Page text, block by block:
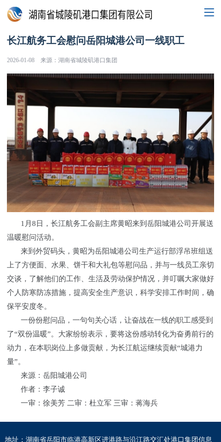
长江航务工会慰问岳阳城港公司一线职工
2026-01-08 来源：湖南省城陵矶港口集团
1月8日，长江航务工会副主席黄昭来到岳阳城港公司开展送
温暖慰问活动。
来到外贸码头，黄昭为岳阳城港公司生产运行部浮吊班组送
上了方便面、水果、饼干和大礼包等慰问品，并与一线员工亲切
交谈，了解他们的工作、生活及劳动保护情况，并叮嘱大家做好
个人防寒防冻措施，提高安全生产意识，科学安排工作时间，确
保平安度冬。
一份份慰问品，一句句关心话，让奋战在一线的职工感受到
了“双份温暖”。大家纷纷表示，要将这份感动转化为奋勇前行的
动力，在本职岗位上多做贡献，为长江航运继续贡献“城港力
量”。
来源：岳阳城港公司
作者：李子诚
一审：徐美芳 二审：杜立军 三审：蒋海兵
地址：湖南省岳阳市临港高新区进港路与沿江路交汇处港口集团信息